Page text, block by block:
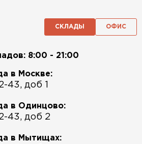
СКЛАДЫ ОФИС
8:00 - 21:00
в Москве:
43, доб 1
в Одинцово:
43, доб 2
в Мытищах: